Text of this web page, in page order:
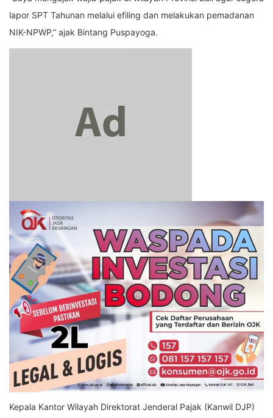
lapor SPT Tahunan melalui efiling dan melakukan pemadanan
NIK-NPWP,” ajak Bintang Puspayoga.
Kepala Kantor Wilayah Direktorat Jenderal Pajak (Kanwil DJP)